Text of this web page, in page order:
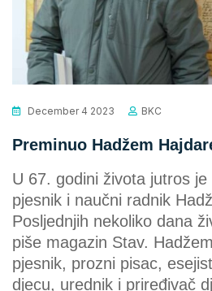
December 4 2023 BKC
Preminuo Hadžem
U 67. godini života jutros je
pjesnik i naučni radnik
Posljednjih nekoliko dana
piše magazin Stav.
pjesnik, prozni pisac,
djecu, urednik i priređivač